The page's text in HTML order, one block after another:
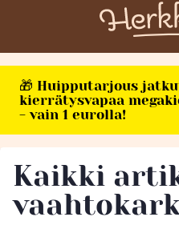
🎁 Huipputarjous
kierrätysvapaa
- vain 1 eurolla!
Kaikki